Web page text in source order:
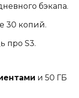
бэкапа.
30 копий.
про S3.
и 50 ГБ